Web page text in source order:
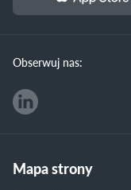
Obserwuj nas:
Mapa strony